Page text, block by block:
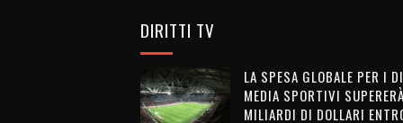
DIRITTI TV
LA SPESA GLOBALE PER I
MEDIA SPORTIVI
MILIARDI DI DOLLARI